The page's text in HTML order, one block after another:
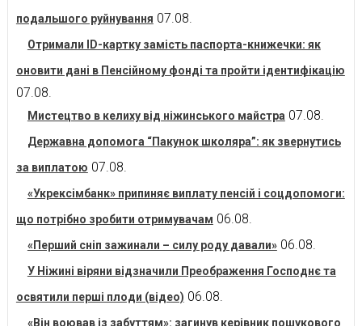
подальшого руйнування 07.08.
Отримали ID-картку замість паспорта-книжечки: як
оновити дані в Пенсійному фонді та пройти ідентифікацію
07.08.
Мистецтво в келиху від ніжинського майстра 07.08.
Державна допомога “Пакунок школяра”: як звернутись
за виплатою 07.08.
«Укрексімбанк» припиняє виплату пенсій і соцдопомоги:
що потрібно зробити отримувачам 06.08.
«Перший сніп зажинали – силу роду давали» 06.08.
У Ніжині віряни відзначили Преображення Господнє та
освятили перші плоди (відео) 06.08.
«Він воював із забуттям»: загинув керівник пошукового